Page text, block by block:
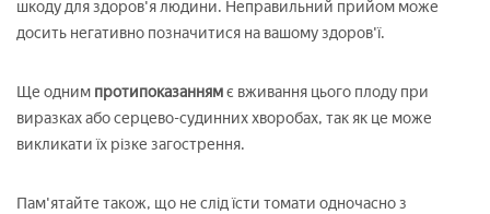
шкоду для здоров'я людини. Неправильний прийом може
досить негативно позначитися на вашому здоров'ї.
Ще одним протипоказаннямє вживання цього плоду при
виразках або серцево-судинних хворобах, так як це може
викликати їх різке загострення.
Пам'ятайте також, що не слід їсти томати одночасно з